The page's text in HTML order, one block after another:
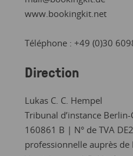
www.bookingkit.net
Téléphone : +49 (0)30
Direction
Lukas C. C. Hempel
Tribunal d’instance
160861 B | N° de TVA
professionnelle auprès de